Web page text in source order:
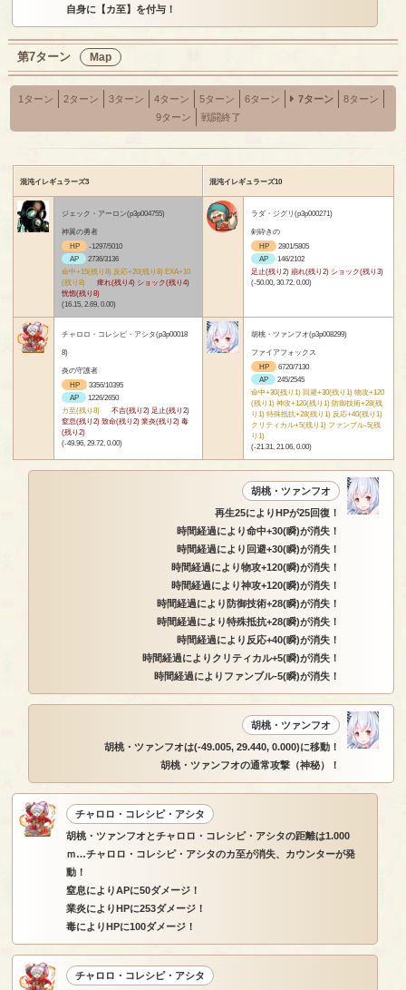
自身に【カ至】を付与！
第7ターン Map
1ターン 2ターン 3ターン 4ターン 5ターン 6ターン 7ターン
8ターン
9ターン
戦闘終了
混沌イレギュラーズ3 混沌イレギュラーズ10
ジェック・アーロン(p3p004755)
神翼の勇者
HP
-1297/5010
AP
2736/3136
命中+15(残り8) 反応+20(残り8) EXA+10
(残り8)
痺れ(残り4) ショック(残り4)
恍惚(残り8)
(16.15, 2.69, 0.00)
ラダ・ジグリ(p3p000271)
剣砕きの
HP
2801/5805
AP
146/2102
足止(残り2) 崩れ(残り2) ショック(残り3)
(-50.00, 30.72, 0.00)
チャロロ・コレシピ・アシタ(p3p00018
8)
炎の守護者
HP
3356/10395
AP
1226/2650
カ至(残り8)
不吉(残り2) 足止(残り2)
窒息(残り2) 致命(残り2) 業炎(残り2) 毒
(残り2)
(-49.96, 29.72, 0.00)
胡桃・ツァンフオ(p3p008299)
ファイアフォックス
HP
6720/7130
AP
245/2545
命中+30(残り1) 回避+30(残り1) 物攻+120
(残り1) 神攻+120(残り1) 防御技術+28(残
り1) 特殊抵抗+28(残り1) 反応+40(残り1)
クリティカル+5(残り1) ファンブル-5(残
り1)
(-21.31, 21.06, 0.00)
胡桃・ツァンフオ
再生25によりHPが25回復！
時間経過により命中+30(瞬)が消失！
時間経過により回避+30(瞬)が消失！
時間経過により物攻+120(瞬)が消失！
時間経過により神攻+120(瞬)が消失！
時間経過により防御技術+28(瞬)が消失！
時間経過により特殊抵抗+28(瞬)が消失！
時間経過により反応+40(瞬)が消失！
時間経過によりクリティカル+5(瞬)が消失！
時間経過によりファンブル-5(瞬)が消失！
胡桃・ツァンフオ
胡桃・ツァンフオは(-49.005, 29.440, 0.000)に移動！
胡桃・ツァンフオの通常攻撃（神秘）！
チャロロ・コレシピ・アシタ
胡桃・ツァンフオとチャロロ・コレシピ・アシタの距離は1.000
ｍ…チャロロ・コレシピ・アシタのカ至が消失、カウンターが発
動！
窒息によりAPに50ダメージ！
業炎によりHPに253ダメージ！
毒によりHPに100ダメージ！
チャロロ・コレシピ・アシタ